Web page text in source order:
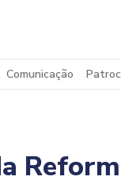
Comunicação